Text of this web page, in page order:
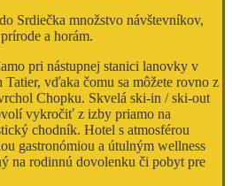
Srdiečka množstvo návštevníkov,
a horám.
pri nástupnej stanici lanovky v
vďaka čomu sa môžete rovno z
Chopku. Skvelá ski-in / ski-out
vykročiť z izby priamo na
chodník. Hotel s atmosférou
gastronómiou a útulným wellness
na rodinnú dovolenku či pobyt pre